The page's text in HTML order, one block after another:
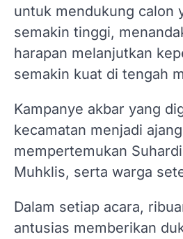
untuk mendukung calon
semakin tinggi,
harapan melanjutkan
semakin kuat di tengah
Kampanye akbar yang
kecamatan menjadi
mempertemukan
Muhklis, serta warga
Dalam setiap acara,
antusias memberikan